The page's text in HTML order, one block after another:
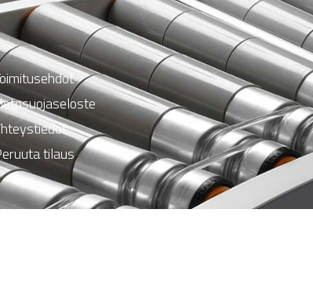
tilaus